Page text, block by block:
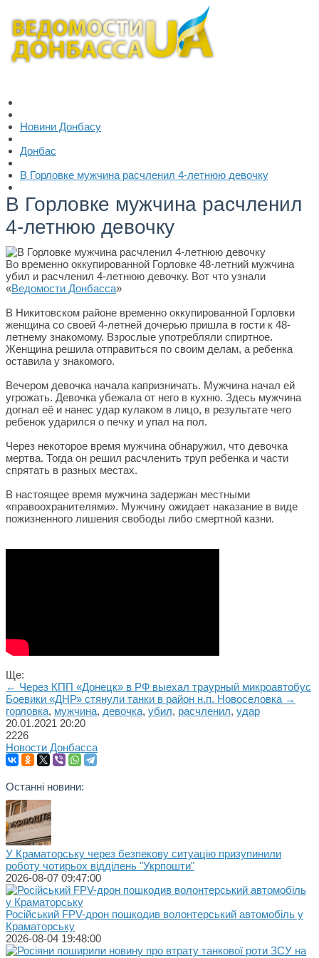
Новини Донбасу
Донбас
В Горловке мужчина расчленил 4-летнюю девочку
В Горловке мужчина расчленил
4-летнюю девочку
Во временно оккупированной Горловке 48-летний мужчина
убил и расчленил 4-летнюю девочку. Вот что узнали
«Ведомости Донбасса»
В Никитовском районе временно оккупированной Горловки
женщина со своей 4-летней дочерью пришла в гости к 48-
летнему знакомому. Взрослые употребляли спиртное.
Женщина решила отправиться по своим делам, а ребенка
оставила у знакомого.
Вечером девочка начала капризничать. Мужчина начал ей
угрожать. Девочка убежала от него в кухню. Здесь мужчина
догнал её и нанес удар кулаком в лицо, в результате чего
ребенок ударился о печку и упал на пол.
Через некоторое время мужчина обнаружил, что девочка
мертва. Тогда он решил расчленить труп ребенка и части
спрятать в разных местах.
В настоящее время мужчина задержан местными
«правоохранителями». Мужчину ожидает наказание в виде
пожизненного лишения свободы либо смертной казни.
Ще:
← Через КПП «Донецк» в РФ выехал траурный микроавтобус
Боевики «ДНР» стянули танки в район н.п. Новоселовка →
горловка, мужчина, девочка, убил, расчленил, удар
20.01.2021 20:20
2226
Новости Донбасса
Останні новини:
У Краматорську через безпекову ситуацію призупинили
роботу чотирьох відділень "Укрпошти"
2026-08-07 09:47:00
Російський FPV-дрон пошкодив волонтерський автомобіль у
Краматорську
2026-08-04 19:48:00